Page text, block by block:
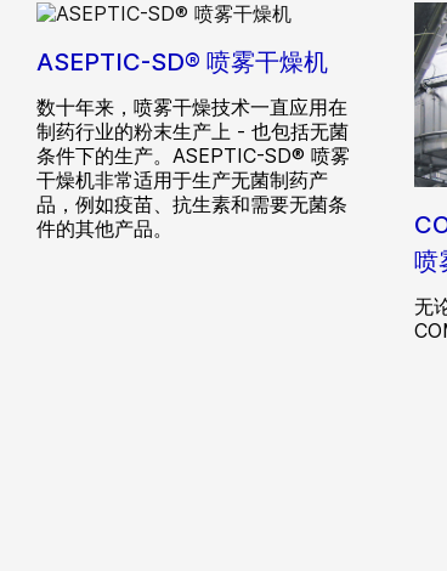
ASEPTIC-SD® 喷雾干燥机
数十年来，喷雾干燥技术一直应用在
制药行业的粉末生产上 - 也包括无菌
条件下的生产。ASEPTIC-SD® 喷雾
干燥机非常适用于生产无菌制药产
品，例如疫苗、抗生素和需要无菌条
件的其他产品。
喷
无